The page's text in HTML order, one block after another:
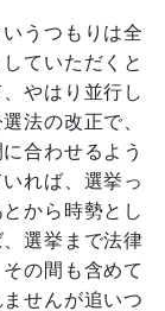
うつもりは全
ていただくと
やはり並行し
法の改正で、
合わせるよう
れば、選挙っ
から時勢とし
選挙まで法律
の間も含めて
せんが追いつ